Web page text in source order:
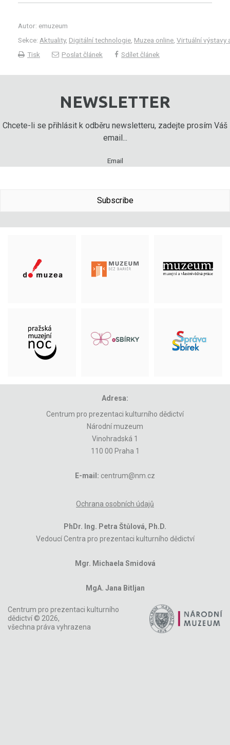
Autor: emuzeum
Sekce: Aktuality, Digitální technologie, Muzea online, Virtuální výstavy
Tisk
Poslat článek Sdílet článek
NEWSLETTER
Chcete-li se přihlásit k odběru newsletteru, zadejte prosím Váš
email...
Email
Subscribe
Adresa:
Centrum pro prezentaci kulturního dědictví
Národní muzeum
Vinohradská 1
110 00 Praha 1
E-mail: centrum@nm.cz
Ochrana osobních údajů
PhDr. Ing. Petra Štůlová, Ph.D.
Vedoucí Centra pro prezentaci kulturního dědictví
Mgr. Michaela Smidová
MgA. Jana Bitljan
Centrum pro prezentaci kulturního
dědictví © 2026,
všechna práva vyhrazena